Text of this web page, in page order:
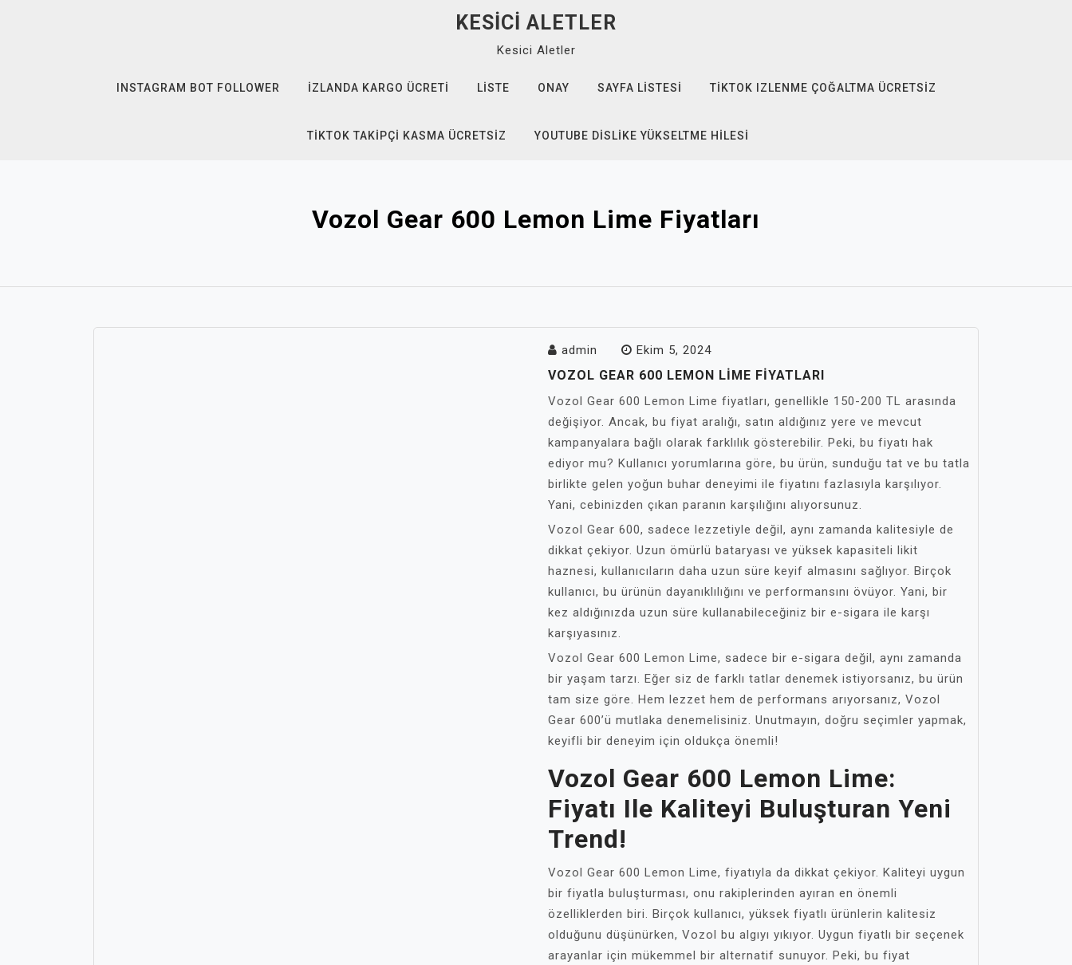
KESICI ALETLER
Kesici Aletler
INSTAGRAM BOT FOLLOWER İZLANDA KARGO ÜCRETI LISTE ONAY SAYFA LISTESI TIKTOK IZLENME ÇOĞALTMA ÜCRETSIZ
TIKTOK TAKIPÇI KASMA ÜCRETSIZ YOUTUBE DISLIKE YÜKSELTME HILESI
Vozol Gear 600 Lemon Lime Fiyatları
admin Ekim 5, 2024
VOZOL GEAR 600 LEMON LIME FIYATLARI
Vozol Gear 600 Lemon Lime fiyatları, genellikle 150-200 TL arasında
değişiyor. Ancak, bu fiyat aralığı, satın aldığınız yere ve mevcut
kampanyalara bağlı olarak farklılık gösterebilir. Peki, bu fiyatı hak
ediyor mu? Kullanıcı yorumlarına göre, bu ürün, sunduğu tat ve bu tatla
birlikte gelen yoğun buhar deneyimi ile fiyatını fazlasıyla karşılıyor.
Yani, cebinizden çıkan paranın karşılığını alıyorsunuz.
Vozol Gear 600, sadece lezzetiyle değil, aynı zamanda kalitesiyle de
dikkat çekiyor. Uzun ömürlü bataryası ve yüksek kapasiteli likit
haznesi, kullanıcıların daha uzun süre keyif almasını sağlıyor. Birçok
kullanıcı, bu ürünün dayanıklılığını ve performansını övüyor. Yani, bir
kez aldığınızda uzun süre kullanabileceğiniz bir e-sigara ile karşı
karşıyasınız.
Vozol Gear 600 Lemon Lime, sadece bir e-sigara değil, aynı zamanda
bir yaşam tarzı. Eğer siz de farklı tatlar denemek istiyorsanız, bu ürün
tam size göre. Hem lezzet hem de performans arıyorsanız, Vozol
Gear 600’ü mutlaka denemelisiniz. Unutmayın, doğru seçimler yapmak,
keyifli bir deneyim için oldukça önemli!
Vozol Gear 600 Lemon Lime:
Fiyatı Ile Kaliteyi Buluşturan Yeni
Trend!
Vozol Gear 600 Lemon Lime, fiyatıyla da dikkat çekiyor. Kaliteyi uygun
bir fiyatla buluşturması, onu rakiplerinden ayıran en önemli
özelliklerden biri. Birçok kullanıcı, yüksek fiyatlı ürünlerin kalitesiz
olduğunu düşünürken, Vozol bu algıyı yıkıyor. Uygun fiyatlı bir seçenek
arayanlar için mükemmel bir alternatif sunuyor. Peki, bu fiyat